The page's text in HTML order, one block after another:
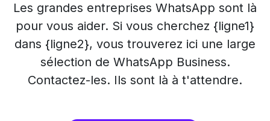
Les grandes entreprises WhatsApp sont là
pour vous aider. Si vous cherchez {ligne1}
dans {ligne2}, vous trouverez ici une large
sélection de WhatsApp Business.
Contactez-les. Ils sont là à t'attendre.